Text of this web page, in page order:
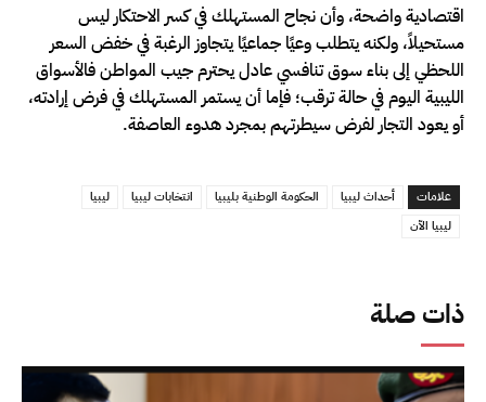
ذات صلة
اقتصادية واضحة، وأن نجاح المستهلك في كسر الاحتكار ليس
مستحيلاً، ولكنه يتطلب وعيًا جماعيًا يتجاوز الرغبة في خفض السعر
اللحظي إلى بناء سوق تنافسي عادل يحترم جيب المواطن فالأسواق
الليبية اليوم في حالة ترقب؛ فإما أن يستمر المستهلك في فرض إرادته،
أو يعود التجار لفرض سيطرتهم بمجرد هدوء العاصفة.
علامات أحداث ليبيا الحكومة الوطنية بليبيا انتخابات ليبيا
ليبيا
ليبيا الآن